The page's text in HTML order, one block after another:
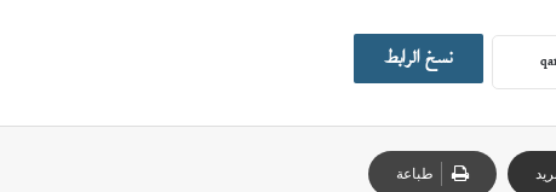
نسخ الرابط
طباعة